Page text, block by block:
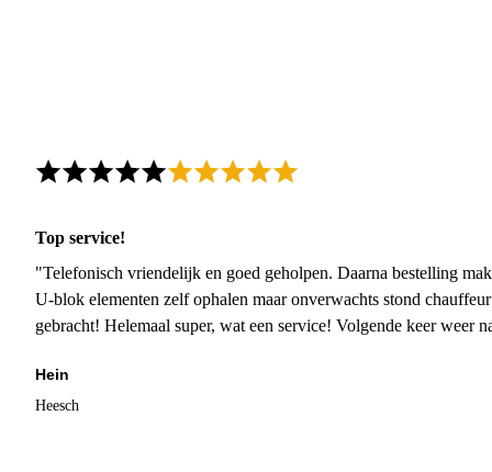
Top service!
"Telefonisch vriendelijk en goed geholpen. Daarna bestelling
U-blok elementen zelf ophalen maar onverwachts stond
gebracht! Helemaal super, wat een service! Volgende keer weer
Hein
Heesch